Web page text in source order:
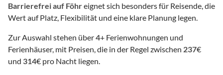
Barrierefreiauf Föhreignet sich besonders für Reisende, die
Wert auf Platz, Flexibilität und eine klare Planung legen.
Zur Auswahl stehen über4+ Ferienwohnungen und
Ferienhäuser, mit Preisen, die in der Regel zwischen 237€
und 314€ pro Nacht liegen.